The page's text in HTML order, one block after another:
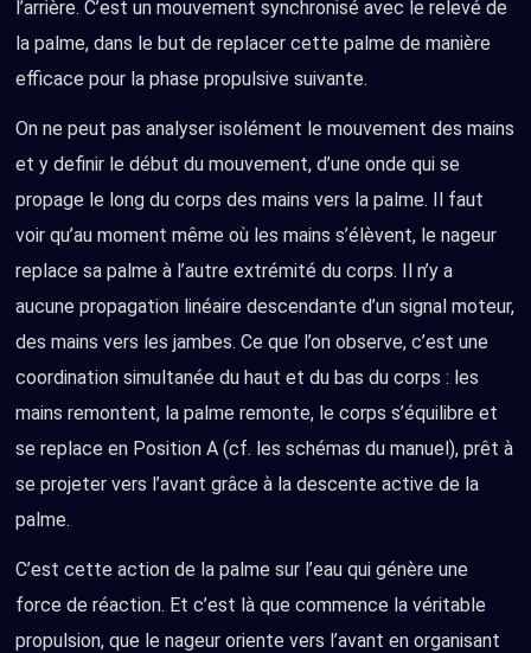
l’arrière. C’est un mouvement synchronisé avec le relevé de
la palme, dans le but de replacer cette palme de manière
efficace pour la phase propulsive suivante.
On ne peut pas analyser isolément le mouvement des mains
et y definir le début du mouvement, d’une onde qui se
propage le long du corps des mains vers la palme. Il faut
voir qu’au moment même où les mains s’élèvent, le nageur
replace sa palme à l’autre extrémité du corps. Il n’y a
aucune propagation linéaire descendante d’un signal moteur,
des mains vers les jambes. Ce que l’on observe, c’est une
coordination simultanée du haut et du bas du corps : les
mains remontent, la palme remonte, le corps s’équilibre et
se replace en Position A (cf. les schémas du manuel), prêt à
se projeter vers l’avant grâce à la descente active de la
palme.
C’est cette action de la palme sur l’eau qui génère une
force de réaction. Et c’est là que commence la véritable
propulsion, que le nageur oriente vers l’avant en organisant